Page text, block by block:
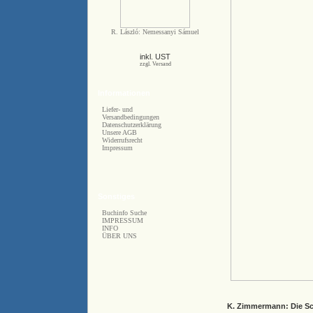
R. László: Nemessanyi Sámuel
inkl. UST
zzgl. Versand
Liefer- und
Versandbedingungen
Datenschutzerklärung
Unsere AGB
Widerrufsrecht
Impressum
Buchinfo Suche
IMPRESSUM
INFO
ÜBER UNS
K. Zimmermann: Die